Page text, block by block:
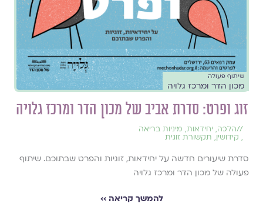
שיתוף פעולה
מכון הדר ומרכז גלויה
זוג ופרט: סדרת אביב של מכון הדר ומרכז גלויה
//הלכה, יחידאות, מיניות בריאה
, קידושין, תקשורת זוגית
סדרת שיעורים חדשה על יחידאות, זוגיות והפרט שבתוכם. שיתוף
פעולה של מכון הדר ומרכז גלויה
להמשך קריאה ››